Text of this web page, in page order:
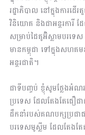
រដ្ឋាភិបាល នៅក្នុង​ការដ
វិនិយោគ និងជាអន្តរការី​
សម្រាប់​ដៃគូអ៊ិស្លាមបរទេស
មាន​​កម្ពុជា ទៅក្នុង​សហគ
អន្តរជាតិ។
ជាទីបញ្ចប់ ខ្ញុំសូមថ្លែងអំ
ប្រទេស​ ដែលតែងតែជឿជា
ដឹកនាំ​របស់គណបក្សប្រជ
បរទេសមូស្លីម ដែលតែងតែ